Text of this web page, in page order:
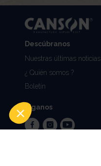
Descúbranos
Nuestras últimas noticias
¿ Quién somos ?
Boletín
Síganos
facebookinstagramyoutube